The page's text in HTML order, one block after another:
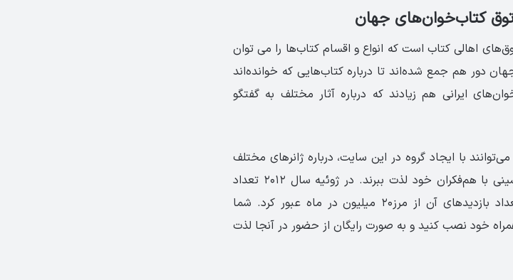
اهالی کتاب است که انواع و اقسام کتاب‌ها را می توان
دور هم جمع شده‌اند تا درباره کتاب‌هایی که خوانده‌اند
ایرانی هم زیادند که درباره آثار مختلف به گفتگو
با ایجاد گروه در این سایت، درباره ژانرهای مختلف
کتاب ساعت‌ها به گفت‌و‌گو بپردازند و از هم‌نشینی با هم‌فکران خود لذت ببرند. در ژوئیه سال ۲۰۱۲ تعداد
اعضای گودریدز به ۱۰ میلیون نفر رسید و تعداد بازدیدهای آن از مرز۲۰ میلیون در ماه عبور کرد. شما
خود نصب کنید و به صورت رایگان از حضور در آنجا لذت